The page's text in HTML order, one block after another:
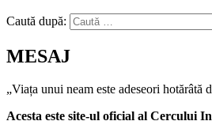
Caută după:
MESAJ
„Viața unui neam este adeseori
Acesta este site-ul oficial al Cercului